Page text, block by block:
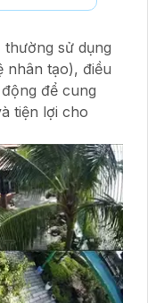
sử dụng
nhân tạo), điều
để cung
tiện lợi cho